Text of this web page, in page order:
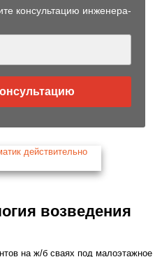
консультацию инженера-
возведения
на ж/б сваях под малоэтажное